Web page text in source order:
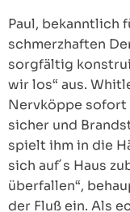
Paul, bekanntlich
schmerzhaften
sorgfältig
wir los“ aus.
Nervköppe sofort
sicher und
spielt ihm in die
sich auf´s Haus
überfallen“,
der Fluß ein. Als